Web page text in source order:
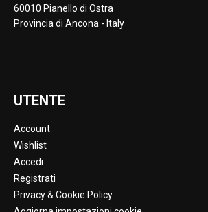
60010 Pianello di Ostra
Provincia di Ancona - Italy
UTENTE
Account
Wishlist
Accedi
Registrati
Privacy & Cookie Policy